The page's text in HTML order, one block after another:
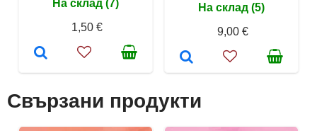
На склад (7)
1,50 €
На склад (5)
9,00 €
Свързани продукти